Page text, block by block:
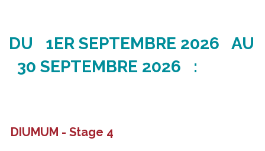
DU 1ER SEPTEMBRE 2026 AU
30 SEPTEMBRE 2026 :
DIUMUM - Stage 4